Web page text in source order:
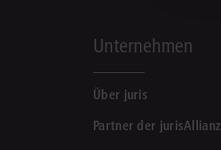
Unternehmen
Über juris
Partner der jurisAllianz